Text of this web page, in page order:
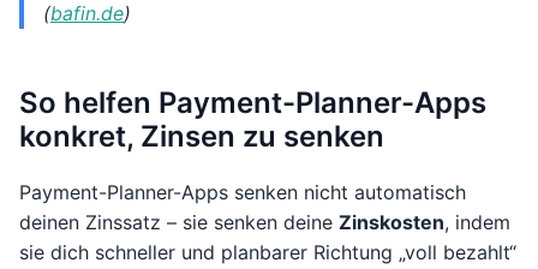
(bafin.de)
So helfen Payment-Planner-Apps
konkret, Zinsen zu senken
Payment-Planner-Apps senken nicht automatisch
deinen Zinssatz – sie senken deine Zinskosten, indem
sie dich schneller und planbarer Richtung „voll bezahlt“